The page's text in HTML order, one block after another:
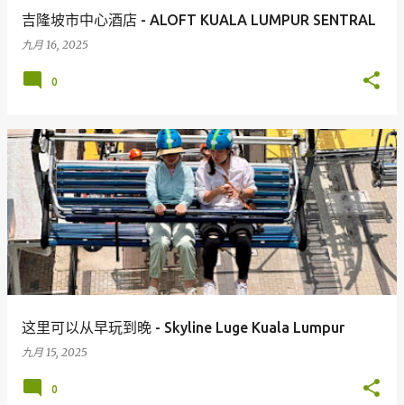
吉隆坡市中心酒店 - ALOFT KUALA LUMPUR SENTRAL
九月 16, 2025
0
这里可以从早玩到晚 - Skyline Luge Kuala Lumpur
九月 15, 2025
0